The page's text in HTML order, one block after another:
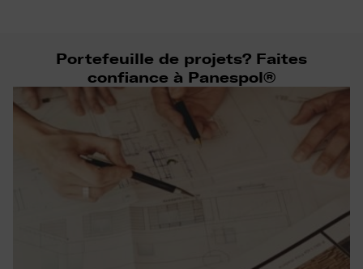
Portefeuille de projets? Faites
confiance à Panespol®